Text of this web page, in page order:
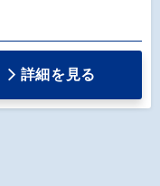
詳細を見る